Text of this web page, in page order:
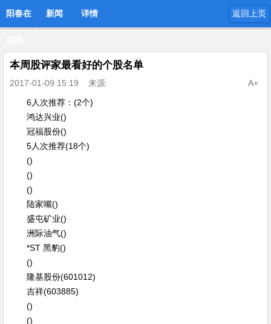
阳春在 新闻 详情 返回上页
本周股评家最看好的个股名单
2017-01-09 15:19 来源:
A+
6人次推荐：(2个)
鸿达兴业()
冠福股份()
5人次推荐(18个)
()
()
()
陆家嘴()
盛屯矿业()
洲际油气()
*ST 黑豹()
()
隆基股份(601012)
吉祥(603885)
()
()